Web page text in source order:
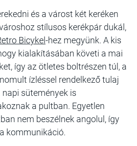
és a várost két keréken
stílusos kerékpár dukál,
Bicykel-hez megyünk. A kis
kialakításában követi a mai
így az ötletes boltrészen túl, a
ízléssel rendelkező tulaj
sütemények is
a pultban. Egyetlen
nem beszélnek angolul, így
kommunikáció.